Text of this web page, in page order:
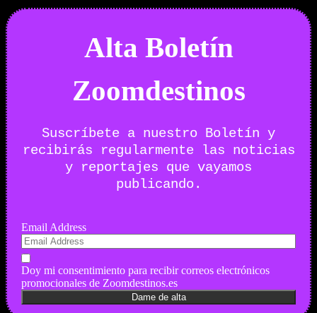
Alta Boletín
Zoomdestinos
Suscríbete a nuestro Boletín y
recibirás regularmente las noticias
y reportajes que vayamos
publicando.
Email Address
Doy mi consentimiento para recibir correos electrónicos
promocionales de Zoomdestinos.es